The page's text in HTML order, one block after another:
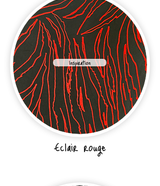
Inspiration
Eclair rouge